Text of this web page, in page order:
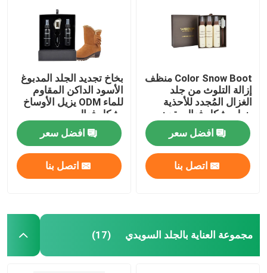
ملحقات العناية بالحذاء
الرعاية الرياضية
Color Snow Boot منظف
إزالة التلوث من جلد
الغزال المُجدد للأحذية
يزيل بشكل فعال بقع زيت
الأوساخ
افضل سعر
اتصل بنا
بخاخ تجديد الجلد المدبوغ
الأسود الداكن المقاوم
للماء ODM يزيل الأوساخ
بشكل فعال
افضل سعر
اتصل بنا
مجموعة العناية بالجلد السويدي (17)